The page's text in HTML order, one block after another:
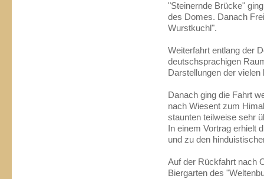
"Steinernde Brücke"
des Domes. Danach
Wurstkuchl".
Weiterfahrt entlang der
deutschsprachigen
Darstellungen der
Danach ging die Fahrt
nach Wiesent zum
staunten teilweise sehr
In einem Vortrag erhielt
und zu den
Auf der Rückfahrt nach
Biergarten des